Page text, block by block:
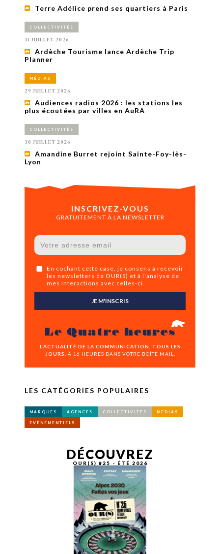
Terre Adélice prend ses quartiers à Paris
COLLECTIVITÉS
31 JUILLET 2026
Ardèche Tourisme lance Ardèche Trip
Planner
MÉDIAS
29 JUILLET 2026
Audiences radios 2026 : les stations les
plus écoutées par villes en AuRA
COLLECTIVITÉS
30 JUILLET 2026
Amandine Burret rejoint Sainte-Foy-lès-
Lyon
INSCRIVEZ-VOUS
GRATUITEMENT À LA NEWSLETTER
En cochant cette case, je consens à recevoir
les newsletters de OUR(S) et à l'analyse de
mes interactions avec celles-ci.
JE M'INSCRIS
Le Quatre heures
L’ACTUALITÉ DE LA COMMUNICATION, TOUS LES
JOURS,
À 16 HEURES DANS VOTRE BOÎTE MAIL.
LES CATÉGORIES POPULAIRES
MARQUES AGENCES COLLECTIVITÉS MÉDIAS
ÉVÉNEMENTIELS
DÉCOUVREZ
OUR(S) #25 - ÉTÉ 2026